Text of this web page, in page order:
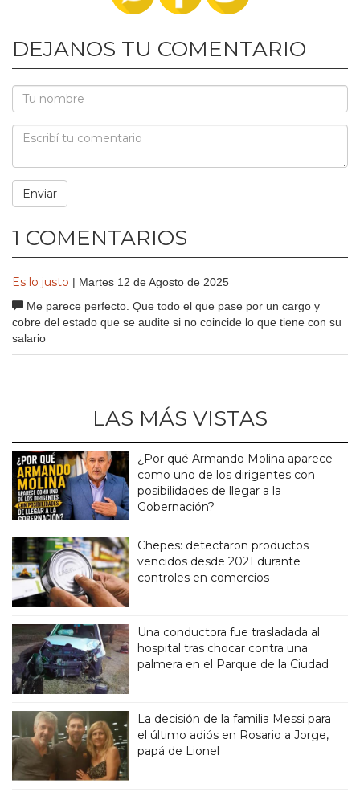
DEJANOS TU COMENTARIO
1 COMENTARIOS
Es lo justo | Martes 12 de Agosto de 2025
Me parece perfecto. Que todo el que pase por un cargo y
cobre del estado que se audite si no coincide lo que tiene con su
salario
LAS MÁS VISTAS
¿Por qué Armando Molina aparece
como uno de los dirigentes con
posibilidades de llegar a la
Gobernación?
Chepes: detectaron productos
vencidos desde 2021 durante
controles en comercios
Una conductora fue trasladada al
hospital tras chocar contra una
palmera en el Parque de la Ciudad
La decisión de la familia Messi para
el último adiós en Rosario a Jorge,
papá de Lionel